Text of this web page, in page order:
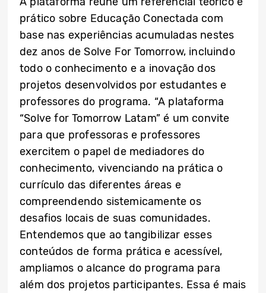
prático sobre Educação Conectada com
base nas experiências acumuladas nestes
dez anos de Solve For Tomorrow, incluindo
todo o conhecimento e a inovação dos
projetos desenvolvidos por estudantes e
professores do programa. “A plataforma
“Solve for Tomorrow Latam” é um convite
para que professoras e professores
exercitem o papel de mediadores do
conhecimento, vivenciando na prática o
currículo das diferentes áreas e
compreendendo sistemicamente os
desafios locais de suas comunidades.
Entendemos que ao tangibilizar esses
conteúdos de forma prática e acessível,
ampliamos o alcance do programa para
além dos projetos participantes. Essa é mais